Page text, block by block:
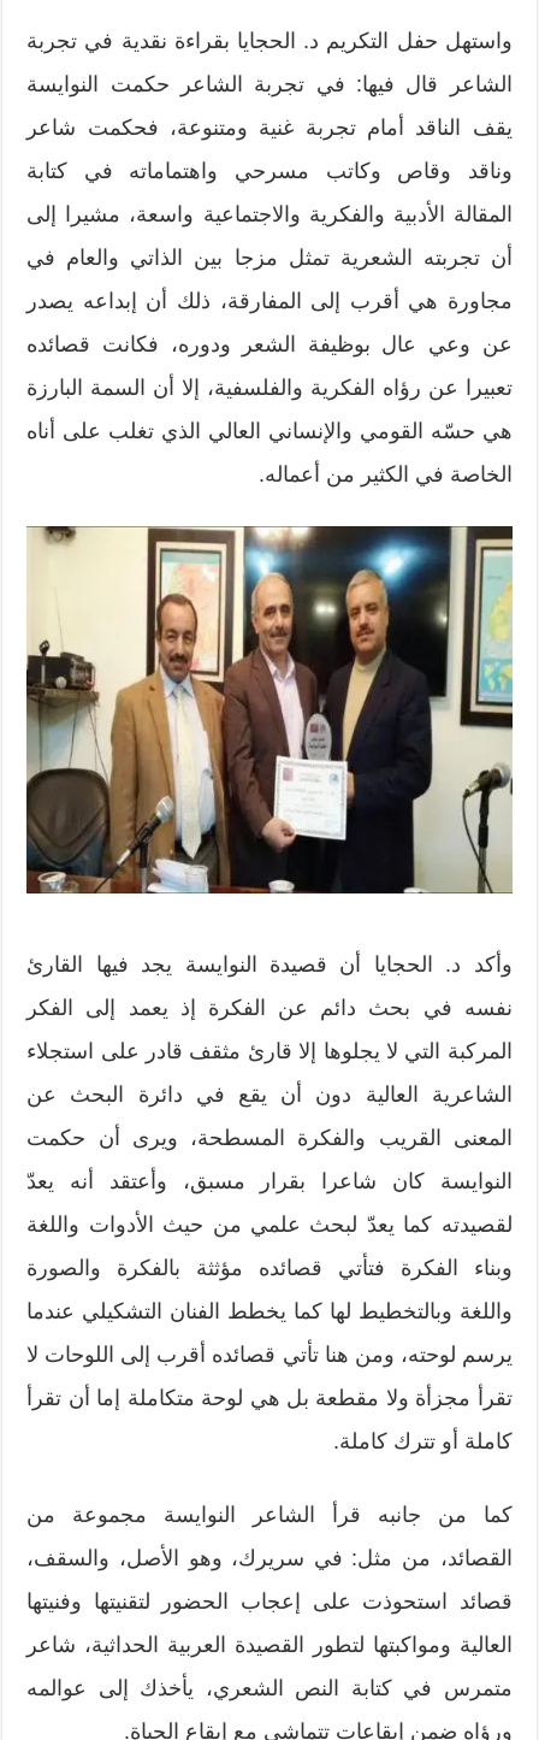
واستهل حفل التكريم د. الحجايا بقراءة نقدية في تجربة
الشاعر قال فيها: في تجربة الشاعر حكمت النوايسة
يقف الناقد أمام تجربة غنية ومتنوعة، فحكمت شاعر
وناقد وقاص وكاتب مسرحي واهتماماته في كتابة
المقالة الأدبية والفكرية والاجتماعية واسعة، مشيرا إلى
أن تجربته الشعرية تمثل مزجا بين الذاتي والعام في
مجاورة هي أقرب إلى المفارقة، ذلك أن إبداعه يصدر
عن وعي عال بوظيفة الشعر ودوره، فكانت قصائده
تعبيرا عن رؤاه الفكرية والفلسفية، إلا أن السمة البارزة
هي حسّه القومي والإنساني العالي الذي تغلب على أناه
الخاصة في الكثير من أعماله.
وأكد د. الحجايا أن قصيدة النوايسة يجد فيها القارئ
نفسه في بحث دائم عن الفكرة إذ يعمد إلى الفكر
المركبة التي لا يجلوها إلا قارئ مثقف قادر على استجلاء
الشاعرية العالية دون أن يقع في دائرة البحث عن
المعنى القريب والفكرة المسطحة، ويرى أن حكمت
النوايسة كان شاعرا بقرار مسبق، وأعتقد أنه يعدّ
لقصيدته كما يعدّ لبحث علمي من حيث الأدوات واللغة
وبناء الفكرة فتأتي قصائده مؤثثة بالفكرة والصورة
واللغة وبالتخطيط لها كما يخطط الفنان التشكيلي عندما
يرسم لوحته، ومن هنا تأتي قصائده أقرب إلى اللوحات لا
تقرأ مجزأة ولا مقطعة بل هي لوحة متكاملة إما أن تقرأ
كاملة أو تترك كاملة.
كما من جانبه قرأ الشاعر النوايسة مجموعة من
القصائد، من مثل: في سريرك، وهو الأصل، والسقف،
قصائد استحوذت على إعجاب الحضور لتقنيتها وفنيتها
العالية ومواكبتها لتطور القصيدة العربية الحداثية، شاعر
متمرس في كتابة النص الشعري، يأخذك إلى عوالمه
ورؤاه ضمن إيقاعات تتماشى مع إيقاع الحياة.